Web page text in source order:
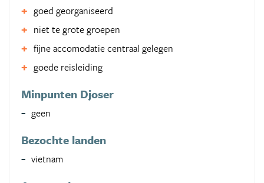
goed georganiseerd
niet te grote groepen
fijne accomodatie centraal gelegen
goede reisleiding
Minpunten Djoser
geen
Bezochte landen
vietnam